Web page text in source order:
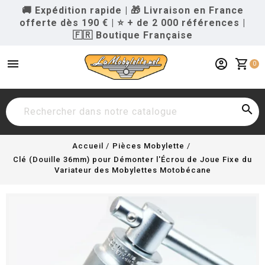
🚚 Expédition rapide | 🎁 Livraison en France
offerte dès 190 € | ⭐ + de 2 000 références |
🇫🇷 Boutique Française
menu shopping_cart 0
account_circle

Accueil
Pièces Mobylette
Clé (Douille 36mm) pour Démonter l'Écrou de Joue Fixe du
Variateur des Mobylettes Motobécane